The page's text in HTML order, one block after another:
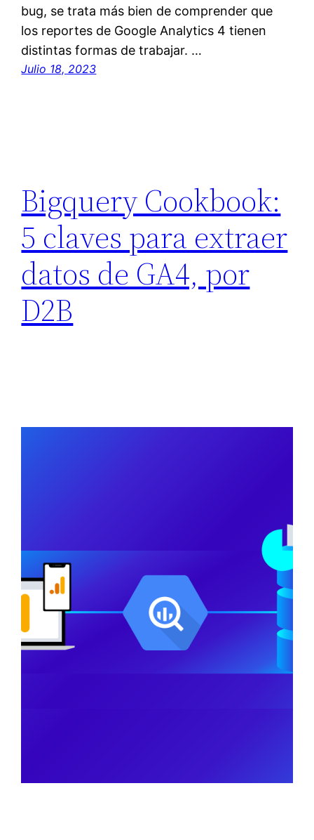
bug, se trata más bien de comprender que
los reportes de Google Analytics 4 tienen
distintas formas de trabajar. …
Julio 18, 2023
Bigquery Cookbook:
5 claves para extraer
datos de GA4, por
D2B